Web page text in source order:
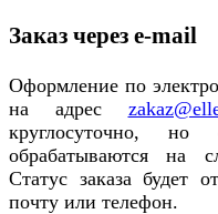
Заказ через e-mail
Оформление по
на адрес
круглосуточно,
обрабатываются на
Статус заказа будет
почту или телефон.